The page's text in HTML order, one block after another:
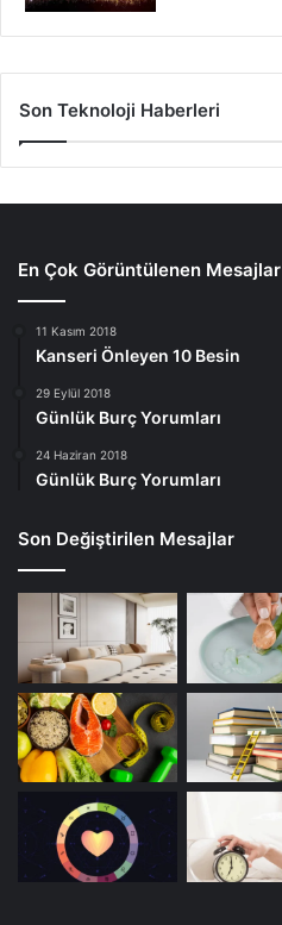
Son Teknoloji Haberleri
En Çok Görüntülenen Mesajlar
11 Kasım 2018
Kanseri Önleyen 10 Besin
29 Eylül 2018
Günlük Burç Yorumları
24 Haziran 2018
Günlük Burç Yorumları
Son Değiştirilen Mesajlar